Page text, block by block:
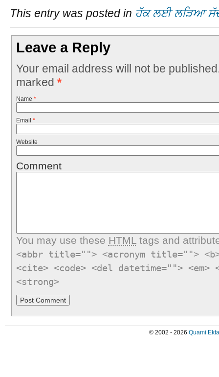
This entry was posted in ਹੱਕ ਲਈ ਲੜਿਆ
Leave a Reply
Your email address will not be
marked *
Name *
Email *
Website
Comment
You may use these HTMLtags and
<abbr title=""> <acronym title="">
<cite> <code> <del datetime="">
<strong>
© 2002 - 2026 Quami